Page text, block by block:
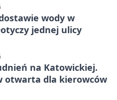
wody w
jednej ulicy
na Katowickiej.
otwarta dla kierowców